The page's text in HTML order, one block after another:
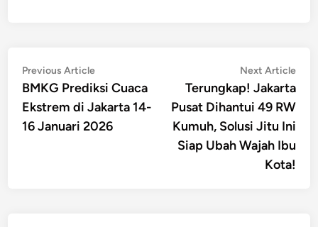
Post
navigation
Previous ArticlePrevious
article:
BMKG Prediksi Cuaca
Ekstrem di Jakarta 14-
16 Januari 2026
Next Article
Terungkap! Jakarta
Pusat Dihantui 49 RW
Kumuh, Solusi Jitu Ini
Siap Ubah Wajah Ibu
Kota!